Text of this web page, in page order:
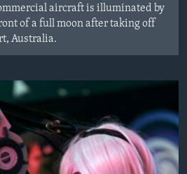
aircraft is illuminated by
of a full moon after taking off
Australia.